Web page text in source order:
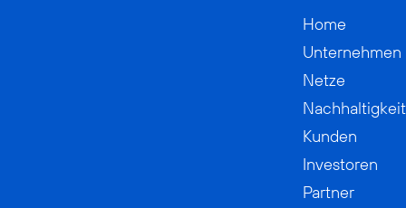
Home
Unternehmen
Netze
Nachhaltigkeit
Kunden
Investoren
Partner